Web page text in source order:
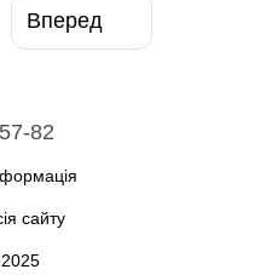
Вперед
82
сайту